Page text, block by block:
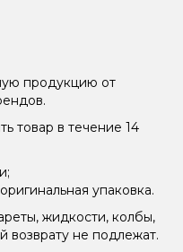
продукцию от
товар в течение 14
упаковка.
жидкости, колбы,
возврату не подлежат.